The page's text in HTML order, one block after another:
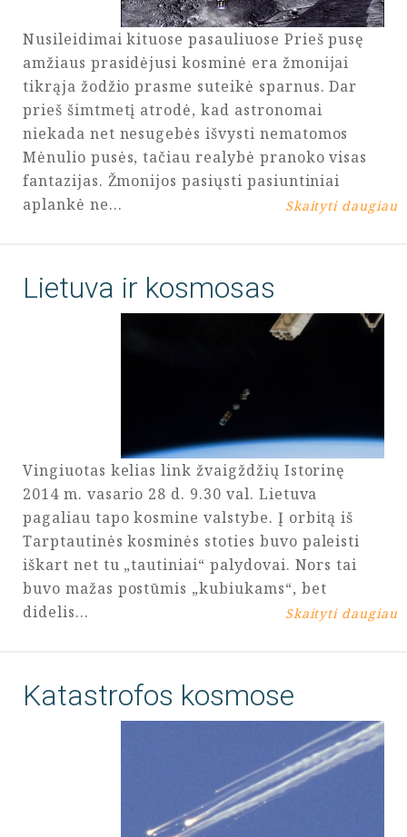
Nusileidimai kituose pasauliuose Prieš pusę
amžiaus prasidėjusi kosminė era žmonijai
tikrąja žodžio prasme suteikė sparnus. Dar
prieš šimtmetį atrodė, kad astronomai
niekada net nesugebės išvysti nematomos
Mėnulio pusės, tačiau realybė pranoko visas
fantazijas. Žmonijos pasiųsti pasiuntiniai
aplankė ne…
Skaityti daugiau
Lietuva ir kosmosas
Vingiuotas kelias link žvaigždžių Istorinę
2014 m. vasario 28 d. 9.30 val. Lietuva
pagaliau tapo kosmine valstybe. Į orbitą iš
Tarptautinės kosminės stoties buvo paleisti
iškart net tu „tautiniai“ palydovai. Nors tai
buvo mažas postūmis „kubiukams“, bet
didelis…
Skaityti daugiau
Katastrofos kosmose